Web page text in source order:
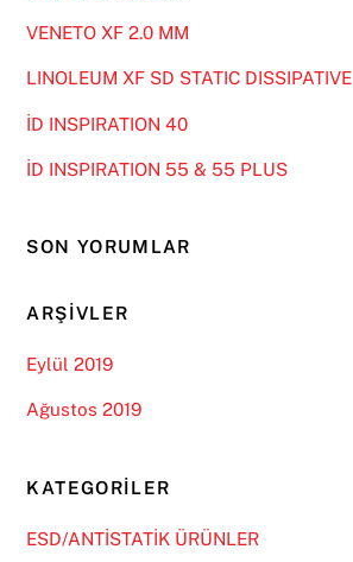
VENETO XF 2.0 MM
LINOLEUM XF SD STATIC DISSIPATIVE
İD INSPIRATION 40
İD INSPIRATION 55 & 55 PLUS
SON YORUMLAR
ARŞIVLER
Eylül 2019
Ağustos 2019
KATEGORILER
ESD/ANTİSTATİK ÜRÜNLER